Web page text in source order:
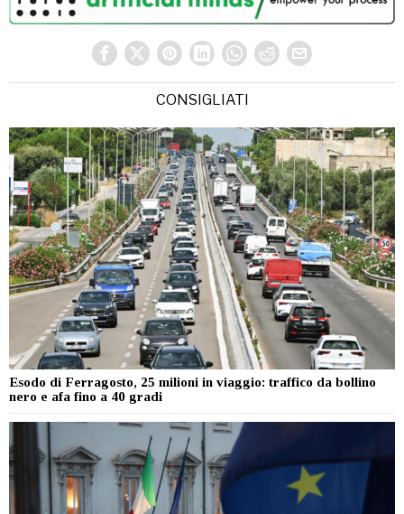
CONSIGLIATI
Esodo di Ferragosto, 25 milioni in viaggio: traffico da bollino
nero e afa fino a 40 gradi